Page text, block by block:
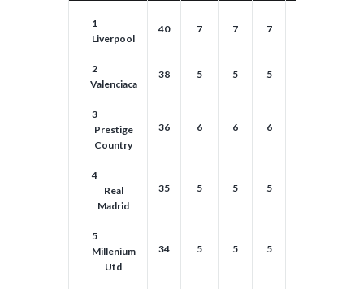
1
Liverpool
40 7 7 7
2
Valenciaca
38 5 5 5
3
Prestige
Country
36 6 6 6
4
Real
Madrid
35 5 5 5
5
Millenium
Utd
34 5 5 5